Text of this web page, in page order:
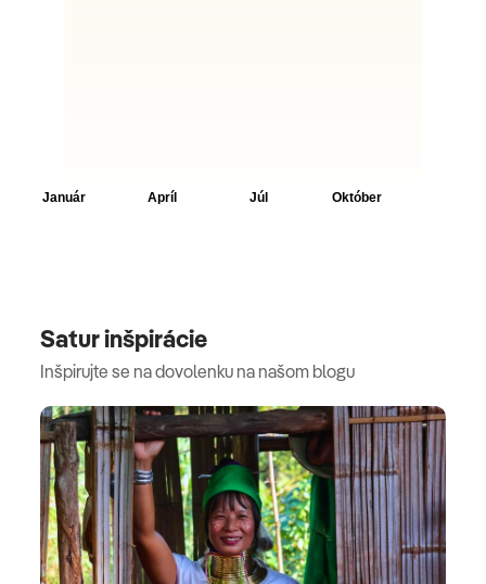
Satur inšpirácie
Inšpirujte se na dovolenku na našom blogu